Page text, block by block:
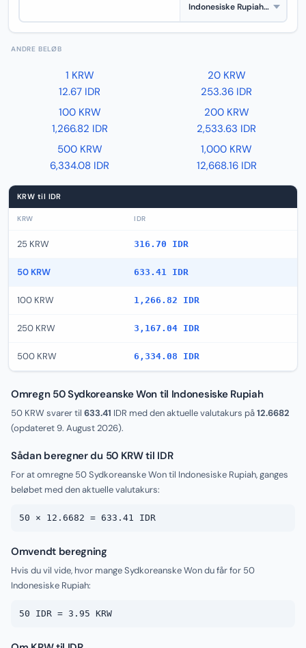
ANDRE BELØB
1 KRW
12.67 IDR
20 KRW
253.36 IDR
100 KRW
1,266.82 IDR
200 KRW
2,533.63 IDR
500 KRW
6,334.08 IDR
1,000 KRW
12,668.16 IDR
KRW til IDR
KRW IDR
25 KRW 316.70 IDR
50 KRW 633.41 IDR
100 KRW 1,266.82 IDR
250 KRW 3,167.04 IDR
500 KRW 6,334.08 IDR
Omregn 50 Sydkoreanske Won til Indonesiske Rupiah
50 KRW svarer til 633.41 IDR med den aktuelle valutakurs på12.6682
(opdateret9. August 2026).
Sådan beregner du 50 KRW til IDR
For at omregne 50 Sydkoreanske Won til Indonesiske Rupiah, ganges
beløbet med den aktuelle valutakurs:
50 × 12.6682 = 633.41 IDR
Omvendt beregning
Hvis du vil vide, hvor mange Sydkoreanske Won du får for 50
Indonesiske Rupiah:
50 IDR = 3.95 KRW